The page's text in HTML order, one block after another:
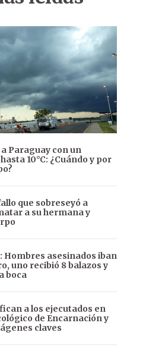
Paraguay con un
10°C: ¿Cuándo y por
que sobreseyó a
a su hermana y
Hombres asesinados iban
uno recibió 8 balazos y
boca
a los ejecutados en
de Encarnación y
claves